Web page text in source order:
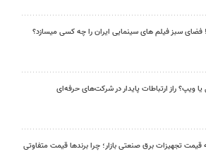
فضای سبز فیلم های سینمایی ایران را چه کسی میسازد؟
یا ویپ؟ راز ارتباطات پایدار در شرکت‌های حرفه‌ای
قیمت تجهیزات برق صنعتی بازار؛ چرا برندها قیمت متفاوتی